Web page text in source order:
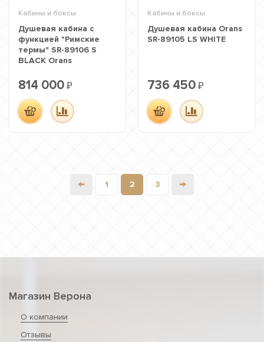
Кабины и боксы
Душевая кабина с
функцией "Римские
термы" SR-89106 S
BLACK Orans
814 000 ₽
Кабины и боксы
Душевая кабина Orans
SR-89105 LS WHITE
736 450 ₽
← 1 2 3 →
Магазин Верона
О компании
Отзывы